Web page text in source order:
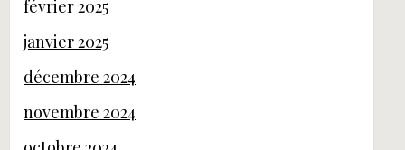
février 2025
janvier 2025
décembre 2024
novembre 2024